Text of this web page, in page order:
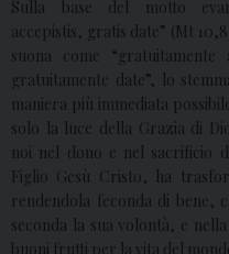
Sulla base del motto
accepistis, gratis date” (Mt
suona come “gratuitamente
gratuitamente date”, lo
maniera più immediata
solo la luce della Grazia di
noi nel dono e nel sacrificio
Figlio Gesù Cristo, ha
rendendola feconda di bene,
seconda la sua volontà, e
buoni frutti per la vita del